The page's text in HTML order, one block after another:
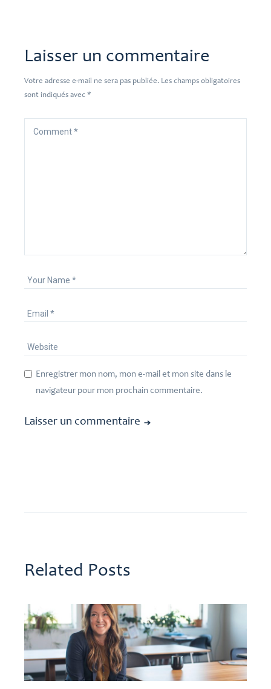
Laisser un commentaire
Votre adresse e-mail ne sera pas publiée. Les champs obligatoires
sont indiqués avec*
Enregistrer mon nom, mon e-mail et mon site dans le
navigateur pour mon prochain commentaire.
Laisser un commentaire
Related Posts